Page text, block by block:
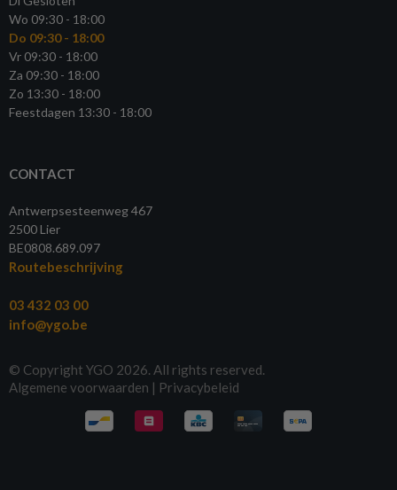
Wo 09:30 - 18:00
Do 09:30 - 18:00
Vr 09:30 - 18:00
Za 09:30 - 18:00
Zo 13:30 - 18:00
Feestdagen 13:30 - 18:00
CONTACT
Antwerpsesteenweg 467
2500 Lier
BE0808.689.097
Routebeschrijving
03 432 03 00
info@ygo.be
© Copyright YGO 2026. All rights reserved.
Algemene voorwaarden | Privacybeleid